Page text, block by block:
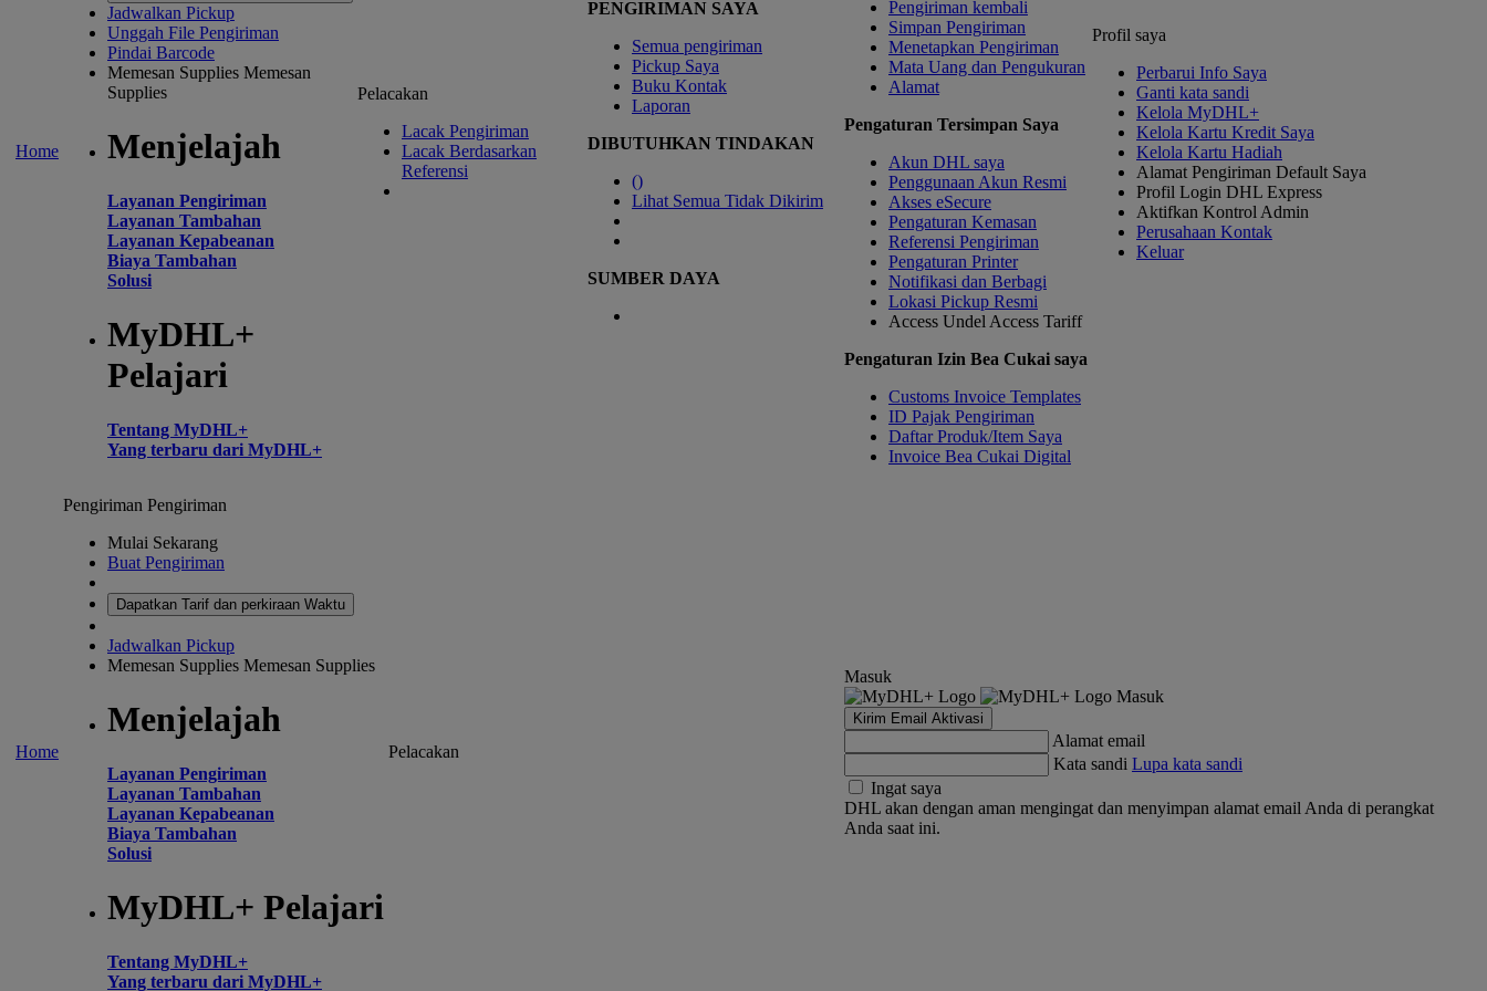
Home
Jadwalkan Pickup
Unggah File Pengiriman
Pindai Barcode
Memesan Supplies Memesan
Supplies
Menjelajah
Layanan Pengiriman
Layanan Tambahan
Layanan Kepabeanan
Biaya Tambahan
Solusi
MyDHL+
Pelajari
Tentang MyDHL+
Yang terbaru dari MyDHL+
Pelacakan
Lacak Pengiriman
Lacak Berdasarkan
Referensi
PENGIRIMAN SAYA
Semua pengiriman
Pickup Saya
Buku Kontak
Laporan
DIBUTUHKAN TINDAKAN
()
Lihat Semua Tidak Dikirim
SUMBER DAYA
Pengiriman kembali
Simpan Pengiriman
Menetapkan Pengiriman
Mata Uang dan Pengukuran
Alamat
Pengaturan Tersimpan Saya
Akun DHL saya
Penggunaan Akun Resmi
Akses eSecure
Pengaturan Kemasan
Referensi Pengiriman
Pengaturan Printer
Notifikasi dan Berbagi
Lokasi Pickup Resmi
Access Undel Access Tariff
Pengaturan Izin Bea Cukai saya
Customs Invoice Templates
ID Pajak Pengiriman
Daftar Produk/Item Saya
Invoice Bea Cukai Digital
Profil saya
Perbarui Info Saya
Ganti kata sandi
Kelola MyDHL+
Kelola Kartu Kredit Saya
Kelola Kartu Hadiah
Alamat Pengiriman Default Saya
Profil Login DHL Express
Aktifkan Kontrol Admin
Perusahaan Kontak
Keluar
Home
Pengiriman Pengiriman
Mulai Sekarang
Buat Pengiriman
Dapatkan Tarif dan perkiraan Waktu
Jadwalkan Pickup
Memesan Supplies Memesan Supplies
Menjelajah
Layanan Pengiriman
Layanan Tambahan
Layanan Kepabeanan
Biaya Tambahan
Solusi
MyDHL+ Pelajari
Tentang MyDHL+
Yang terbaru dari MyDHL+
Pelacakan
Masuk
Masuk
Kirim Email Aktivasi
Alamat email
Kata sandi Lupa kata sandi
Ingat saya
DHL akan dengan aman mengingat dan menyimpan alamat email Anda di perangkat
Anda saat ini.